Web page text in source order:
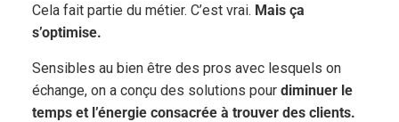
Cela fait partie du métier. C’est vrai. Mais ça
s’optimise.
Sensibles au bien être des pros avec lesquels on
échange, on a conçu des solutions pourdiminuer le
temps et l’énergie consacrée à trouver des clients.